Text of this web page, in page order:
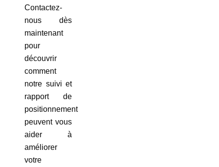
Contactez-
nous dès
maintenant
pour
découvrir
comment
notre suivi et
rapport de
positionnement
peuvent vous
aider à
améliorer
votre